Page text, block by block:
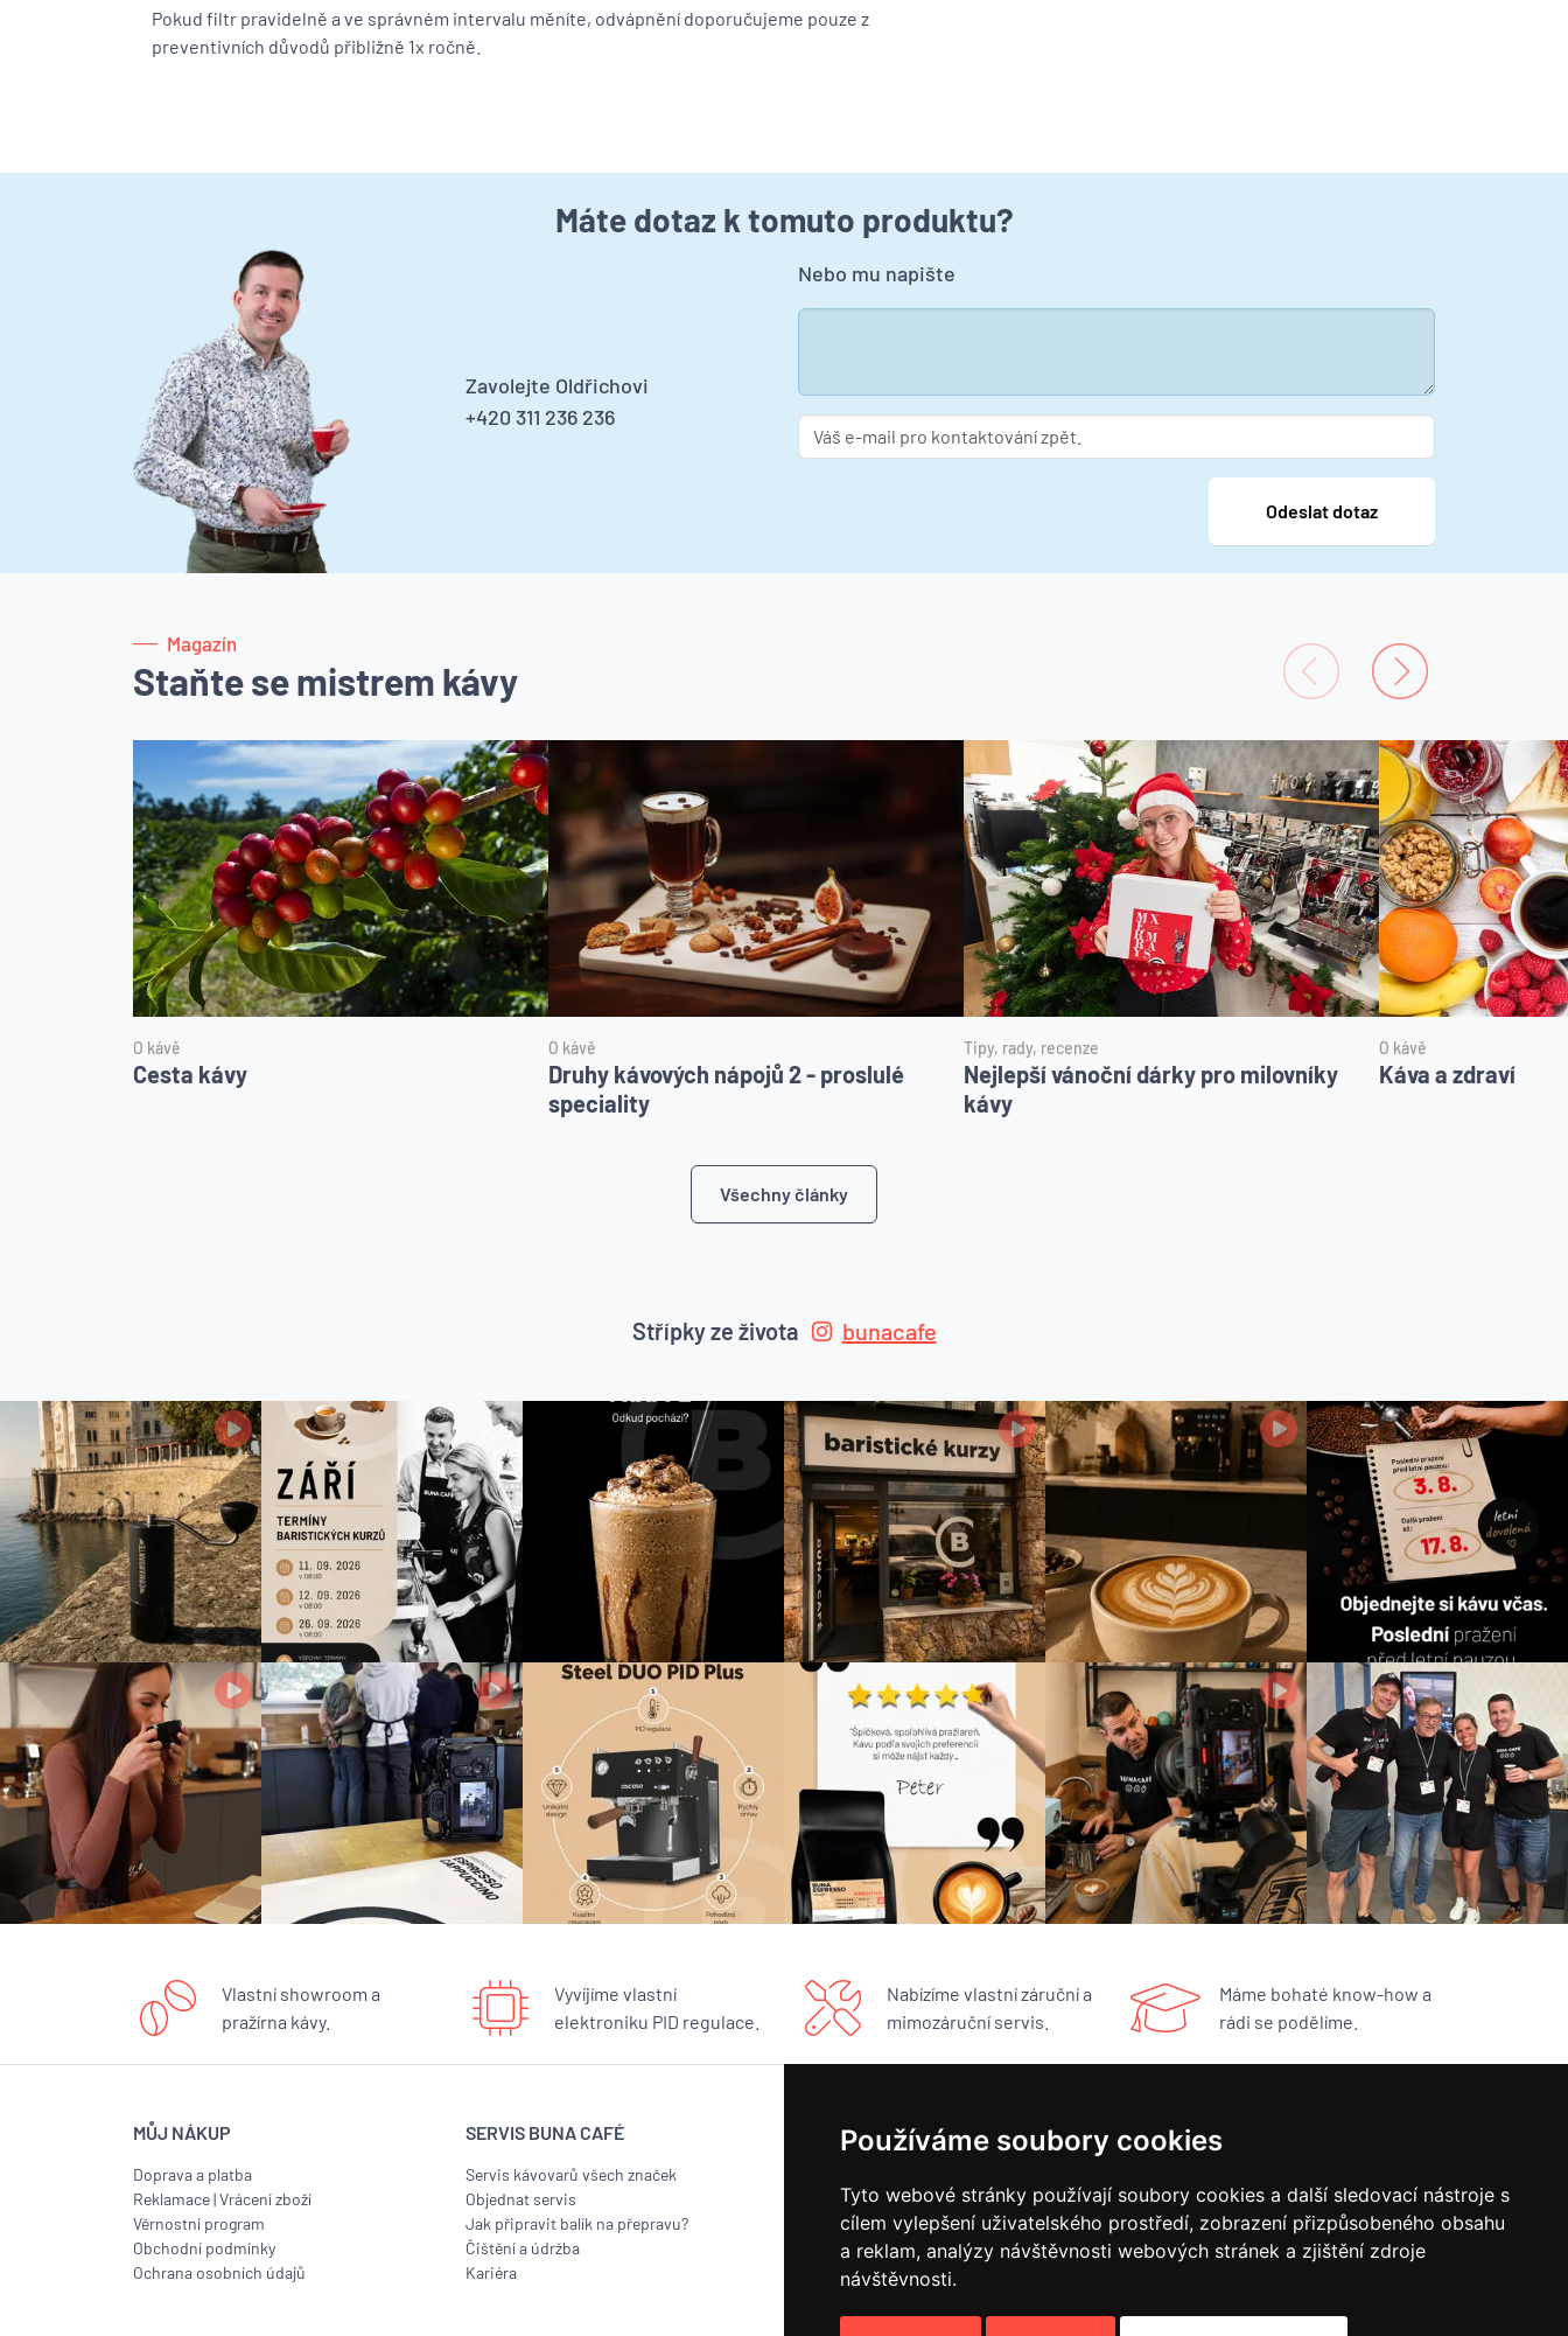
Používáme soubory cookies
Tyto webové stránky používají soubory cookies a další sledovací nástroje s
cílem vylepšení uživatelského prostředí, zobrazení přizpůsobeného obsahu
a reklam, analýzy návštěvnosti webových stránek a zjištění zdroje
návštěvnosti.
Pokud filtr pravidelně a ve správném intervalu měníte, odvápnění doporučujeme pouze z
preventivních důvodů přibližně 1x ročně.
Máte dotaz k tomuto produktu?
Zavolejte Oldřichovi
+420 311 236 236
Nebo mu napište
Magazín
Staňte se mistrem kávy
O kávě
Cesta kávy
O kávě
Druhy kávových nápojů 2 - proslulé
speciality
Tipy, rady, recenze
Nejlepší vánoční dárky pro milovníky
kávy
O kávě
Káva a zdraví
Všechny články
Střípky ze života bunacafe
Vlastní showroom a
pražírna kávy.
Vyvíjíme vlastní
elektroniku PID regulace.
Nabízíme vlastní záruční a
mimozáruční servis.
Máme bohaté know-how a
rádi se podělíme.
MŮJ NÁKUP
Doprava a platba
Reklamace|Vrácení zboží
Věrnostní program
Obchodní podmínky
Ochrana osobních údajů
SERVIS BUNA CAFÉ
Servis kávovarů všech značek
Objednat servis
Jak připravit balík na přepravu?
Čištění a údržba
Kariéra
BUNA CAFÉ
Pražírna
Náš příběh
Kontakt
Odběr novinek
RYCHLÝ KONTAKT
Havlíčkovo náměstí 15/31
252 19 Rudná u Prahy
obchod@bunacafe.cz